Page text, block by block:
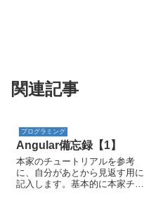
関連記事
プログラミング
Angular備忘録【1】
本家のチュートリアルを参考
に、自分があとから見返す用に
記入します。基本的に本家チュ